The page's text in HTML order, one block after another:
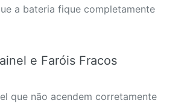
a bateria fique completamente
e Faróis Fracos
que não acendem corretamente